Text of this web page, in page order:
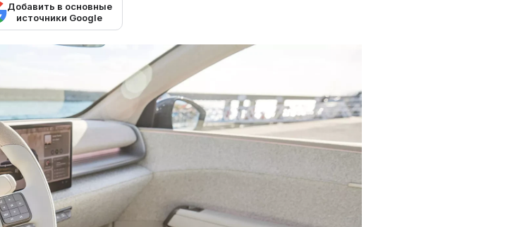
Добавить в основные
источники Google